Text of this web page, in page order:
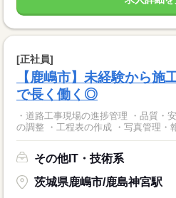
[正社員]
【鹿嶋市】未経験から
で長く働く◎
・道路工事現場の進捗管理 ・品質・
の調整 ・工程表の作成 ・写真管理・
その他IT・技術系
茨城県鹿嶋市/鹿島神宮駅